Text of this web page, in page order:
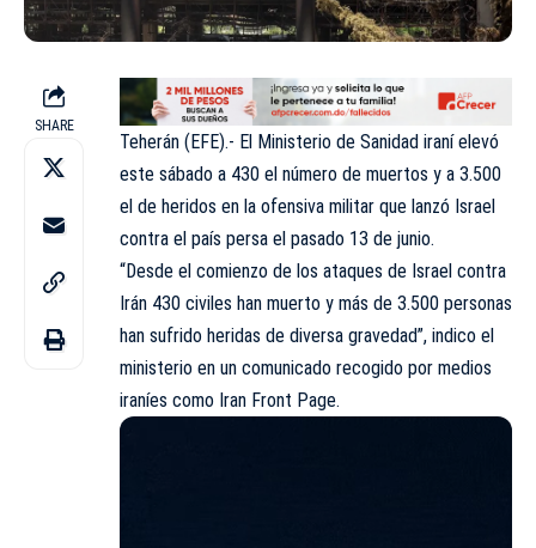
SHARE
Teherán (EFE).- El Ministerio de Sanidad iraní elevó
este sábado a 430 el número de muertos y a 3.500
el de heridos en la ofensiva militar que lanzó Israel
contra el país persa el pasado 13 de junio.
“Desde el comienzo de los ataques de Israel contra
Irán 430 civiles han muerto y más de 3.500 personas
han sufrido heridas de diversa gravedad”, indico el
ministerio en un comunicado recogido por medios
iraníes como Iran Front Page.